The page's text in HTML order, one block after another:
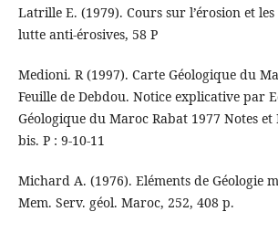
Latrille E. (1979). Cours sur l’érosion et
lutte anti-érosives, 58 P
Medioni. R (1997). Carte Géologique du
Feuille de Debdou. Notice explicative par
Géologique du Maroc Rabat 1977 Notes et
bis. P : 9-10-11
Michard A. (1976). Eléments de Géologie
Mem. Serv. géol. Maroc, 252, 408 p.